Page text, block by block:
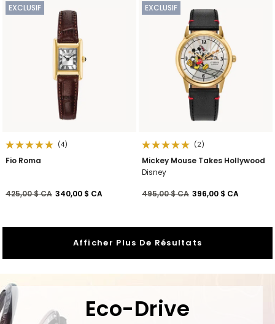
EXCLUSIF
(4)
Fio Roma
Prix réduit de
425,00 $ CAà340,00 $ CA
EXCLUSIF
(2)
Mickey Mouse Takes Hollywood
Disney
Prix réduit de
495,00 $ CAà396,00 $ CA
Afficher Plus De Résultats
Eco-Drive